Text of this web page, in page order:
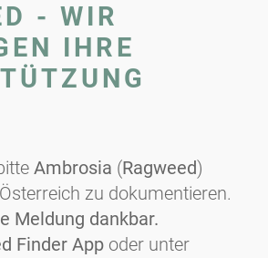
- WIR
IHRE
Ambrosia (Ragweed)
zu dokumentieren.
Meldung dankbar.
Finder App oder unter